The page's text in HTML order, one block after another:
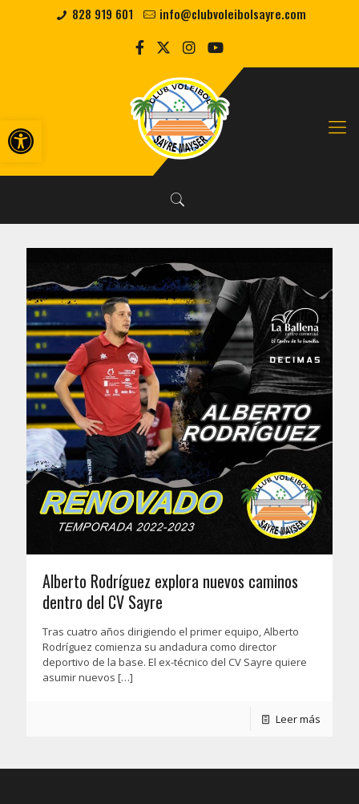
Abrir barra de herramientas
828 919 601 info@clubvoleibolsayre.com
Alberto Rodríguez explora nuevos caminos
dentro del CV Sayre
Tras cuatro años dirigiendo el primer equipo, Alberto
Rodríguez comienza su andadura como director
deportivo de la base. El ex-técnico del CV Sayre quiere
asumir nuevos […]
Leer más